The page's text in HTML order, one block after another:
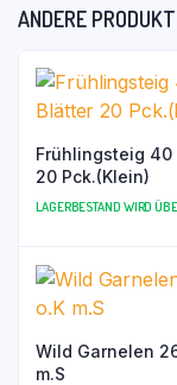
ANDERE
Frühlingsteig 40
20 Pck.(Klein)
LAGERBESTAND WIRD
Wild Garnelen
m.S